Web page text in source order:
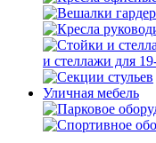
и стеллажи для
Уличная мебель